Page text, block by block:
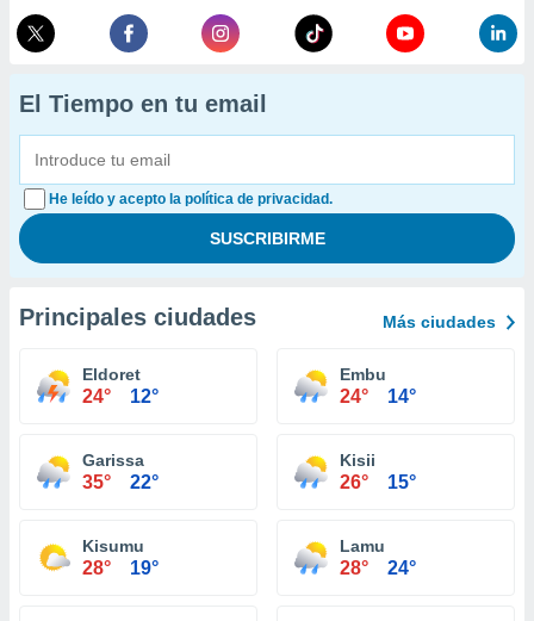
El Tiempo en tu email
He leído y acepto la política de privacidad.
Principales ciudades Más ciudades
Eldoret
24° 12°
Embu
24° 14°
Garissa
35° 22°
Kisii
26° 15°
Kisumu
28° 19°
Lamu
28° 24°